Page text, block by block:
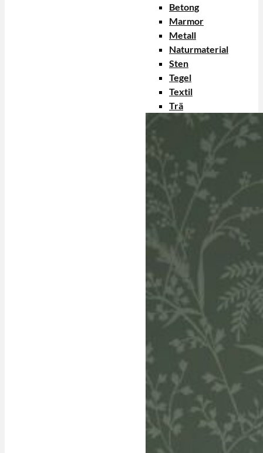
Betong
Marmor
Metall
Naturmaterial
Sten
Tegel
Textil
Trä